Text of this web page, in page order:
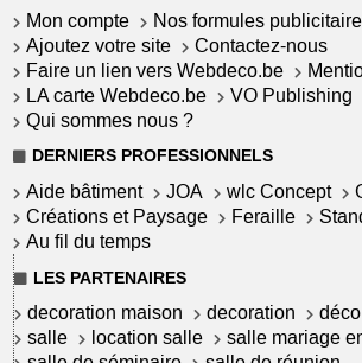
Mon compte
Nos formules
Ajoutez votre site
Contactez-nous
Faire un lien vers Webdeco.be
LA carte Webdeco.be
VO Publishing
Qui sommes nous ?
DERNIERS PROFESSIONNELS
Aide bâtiment JOA wlc Concept
Créations et Paysage
Feraille
Au fil du temps
LES PARTENAIRES
decoration maison decoration
salle
location salle
salle mariage